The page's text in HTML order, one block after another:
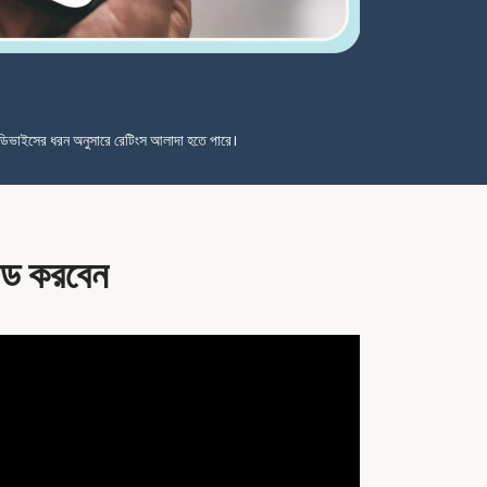
ধরন অনুসারে রেটিংস আলাদা হতে পারে।
করবেন